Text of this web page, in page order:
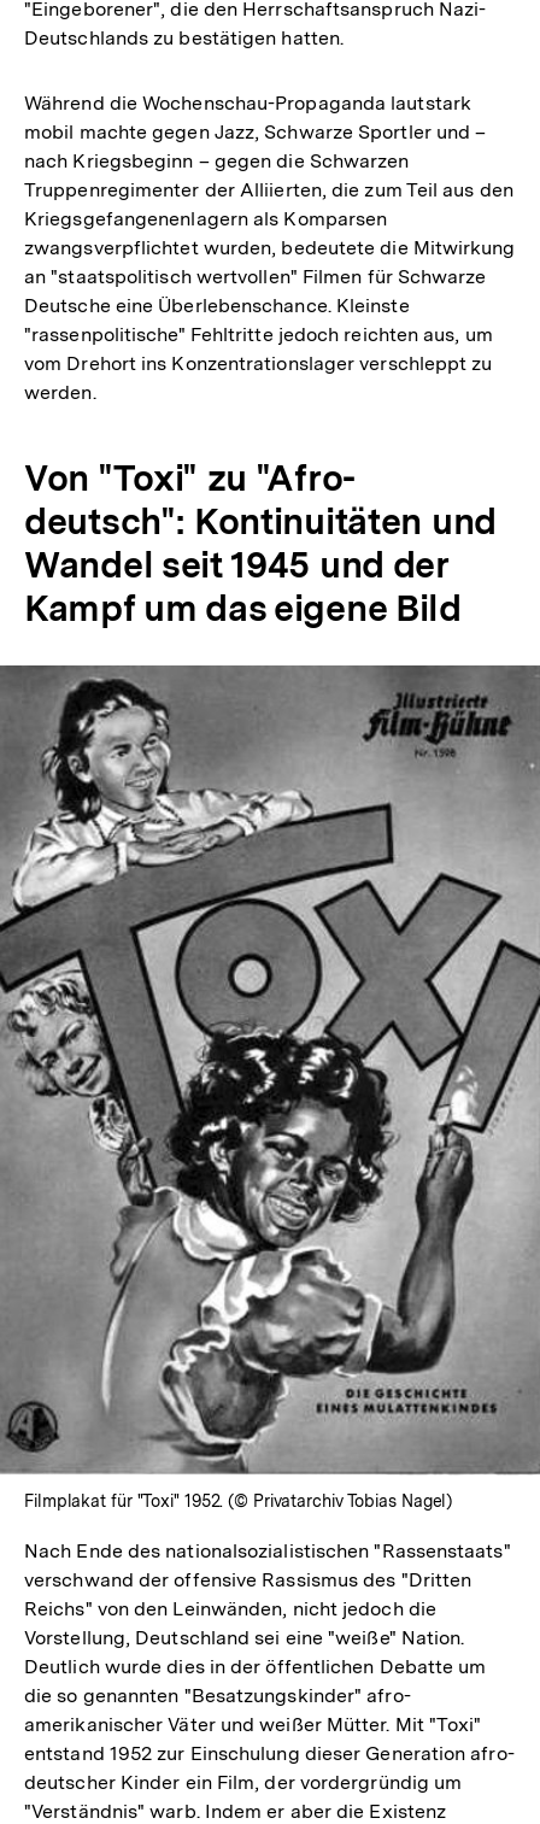
"Eingeborener", die den Herrschaftsanspruch Nazi-
Deutschlands zu bestätigen hatten.
Während die Wochenschau-Propaganda lautstark
mobil machte gegen Jazz, Schwarze Sportler und –
nach Kriegsbeginn – gegen die Schwarzen
Truppenregimenter der Alliierten, die zum Teil aus den
Kriegsgefangenenlagern als Komparsen
zwangsverpflichtet wurden, bedeutete die Mitwirkung
an "staatspolitisch wertvollen" Filmen für Schwarze
Deutsche eine Überlebenschance. Kleinste
"rassenpolitische" Fehltritte jedoch reichten aus, um
vom Drehort ins Konzentrationslager verschleppt zu
werden.
Von "Toxi" zu "Afro-
deutsch": Kontinuitäten und
Wandel seit 1945 und der
Kampf um das eigene Bild
In
Lightbox
öffnen
Filmplakat für "Toxi" 1952. (© Privatarchiv Tobias Nagel)
Nach Ende des nationalsozialistischen "Rassenstaats"
verschwand der offensive Rassismus des "Dritten
Reichs" von den Leinwänden, nicht jedoch die
Vorstellung, Deutschland sei eine "weiße" Nation.
Deutlich wurde dies in der öffentlichen Debatte um
die so genannten "Besatzungskinder" afro-
amerikanischer Väter und weißer Mütter. Mit "Toxi"
entstand 1952 zur Einschulung dieser Generation afro-
deutscher Kinder ein Film, der vordergründig um
"Verständnis" warb. Indem er aber die Existenz